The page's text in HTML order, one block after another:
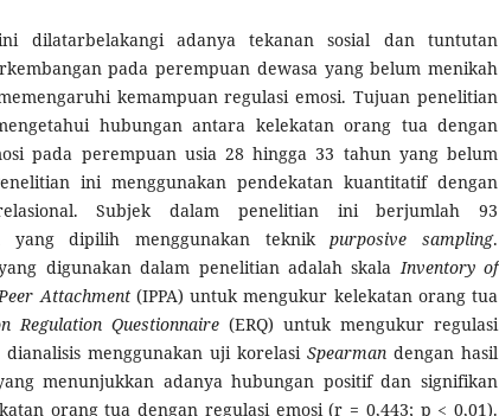
dilatarbelakangi adanya tekanan sosial dan tuntutan
pada perempuan dewasa yang belum menikah
kemampuan regulasi emosi. Tujuan penelitian
hubungan antara kelekatan orang tua dengan
pada perempuan usia 28 hingga 33 tahun yang belum
ini menggunakan pendekatan kuantitatif dengan
Subjek dalam penelitian ini berjumlah 93
yang dipilih menggunakan teknikpurposive sampling.
digunakan dalam penelitian adalah skalaInventory of
Attachment (IPPA) untuk mengukur kelekatan orang tua
Regulation Questionnaire (ERQ) untuk mengukur regulasi
dianalisis menggunakan uji korelasi Spearman dengan hasil
menunjukkan adanya hubungan positif dan signifikan
orang tua dengan regulasi emosi (r = 0,443; p < 0,01).